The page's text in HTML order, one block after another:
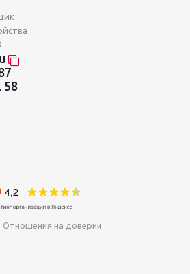
58
Отношения на доверии